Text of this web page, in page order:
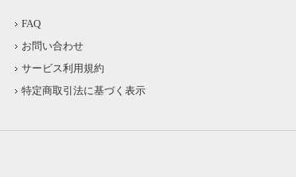
FAQ
お問い合わせ
サービス利用規約
特定商取引法に基づく表示